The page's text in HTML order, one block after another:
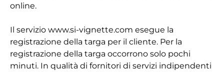
online.
Il servizio www.si-vignette.com esegue la
registrazione della targa per il cliente. Per la
registrazione della targa occorrono solo pochi
minuti. In qualità di fornitori di servizi indipendenti